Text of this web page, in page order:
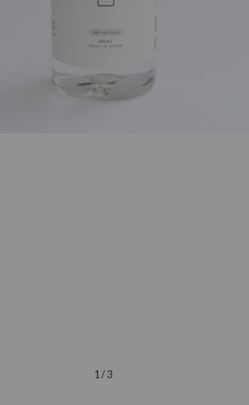
1 /3